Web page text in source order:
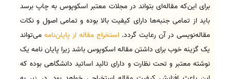
برای این‌که مقاله‌ای بتواند در مجلات معتبر اسکوپوس به چاپ برسد
باید از تمامی جنبه‌ها دارای کیفیت بالا بوده و تمامی اصول و نکات
مقاله‌نویسی در آن رعایت گردد. استخراج مقاله از پایان‌نامه می‌تواند
یک گزینه خوب برای داشتن مقاله اسکوپوس باشد زیرا پایان ‌نامه یک
نوشته معتبر و تحت نظارت و دارای تائید اساتید دانشگاهی بوده که